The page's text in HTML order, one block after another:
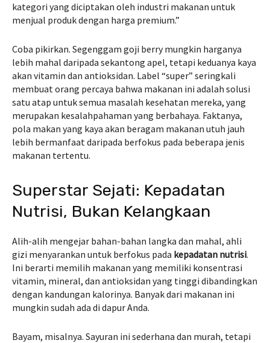
kategori yang diciptakan oleh industri makanan untuk
menjual produk dengan harga premium.”
Coba pikirkan. Segenggam goji berry mungkin harganya
lebih mahal daripada sekantong apel, tetapi keduanya kaya
akan vitamin dan antioksidan. Label “super” seringkali
membuat orang percaya bahwa makanan ini adalah solusi
satu atap untuk semua masalah kesehatan mereka, yang
merupakan kesalahpahaman yang berbahaya. Faktanya,
pola makan yang kaya akan beragam makanan utuh jauh
lebih bermanfaat daripada berfokus pada beberapa jenis
makanan tertentu.
Superstar Sejati: Kepadatan
Nutrisi, Bukan Kelangkaan
Alih-alih mengejar bahan-bahan langka dan mahal, ahli
gizi menyarankan untuk berfokus pada kepadatan nutrisi.
Ini berarti memilih makanan yang memiliki konsentrasi
vitamin, mineral, dan antioksidan yang tinggi dibandingkan
dengan kandungan kalorinya. Banyak dari makanan ini
mungkin sudah ada di dapur Anda.
Bayam, misalnya. Sayuran ini sederhana dan murah, tetapi